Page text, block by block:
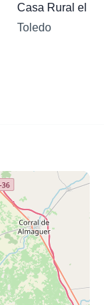
Casa Rural el
Toledo